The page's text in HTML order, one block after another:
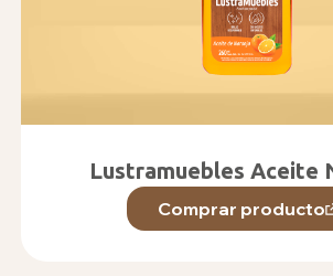
Lustramuebles Aceite
Comprar producto